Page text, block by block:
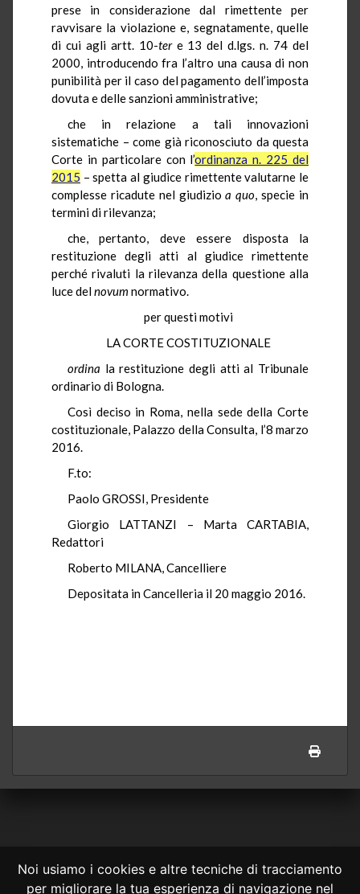
Noi usiamo i cookies e altre tecniche di tracciamento
per migliorare la tua esperienza di navigazione nel
prese in considerazione dal rimettente per
ravvisare la violazione e, segnatamente, quelle
di cui agli artt. 10-tere 13 del d.lgs. n. 74 del
2000, introducendo fra l’altro una causa di non
punibilità per il caso del pagamento dell’imposta
dovuta e delle sanzioni amministrative;
che in relazione a tali innovazioni
sistematiche – come già riconosciuto da questa
Corte in particolare con l’ordinanza n. 225 del
2015 – spetta al giudice rimettente valutarne le
complesse ricadute nel giudizioa quo, specie in
termini di rilevanza;
che, pertanto, deve essere disposta la
restituzione degli atti al giudice rimettente
perché rivaluti la rilevanza della questione alla
luce delnovum normativo.
per questi motivi
LA CORTE COSTITUZIONALE
ordina la restituzione degli atti al Tribunale
ordinario di Bologna.
Così deciso in Roma, nella sede della Corte
costituzionale, Palazzo della Consulta, l’8 marzo
2016.
F.to:
Paolo GROSSI, Presidente
Giorgio LATTANZI – Marta CARTABIA,
Redattori
Roberto MILANA, Cancelliere
Depositata in Cancelleria il 20 maggio 2016.